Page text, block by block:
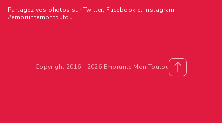
Partagez vos photos sur Twitter, Facebook et Instagram
#empruntemontoutou
Copyright 2016 - 2026 Emprunte Mon Toutou